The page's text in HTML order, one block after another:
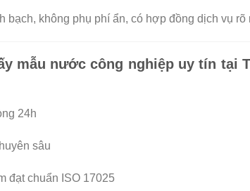
bạch, không phụ phí ẩn, có hợp đồng dịch vụ
mẫu nước công nghiệp uy tín tại
24h
sâu
đạt chuẩn ISO 17025